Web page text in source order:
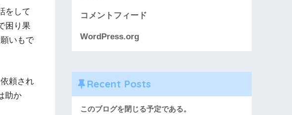
をして
困り果
いもで
頼され
助か
コメントフィード
WordPress.org
Recent Posts
このブログを閉じる予定である。